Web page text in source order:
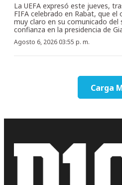
La UEFA expresó este jueves,
FIFA celebrado en Rabat, que el
muy claro en su comunicado del
confianza en la presidencia de
Agosto 6, 2026 03:55 p. m.
Carga